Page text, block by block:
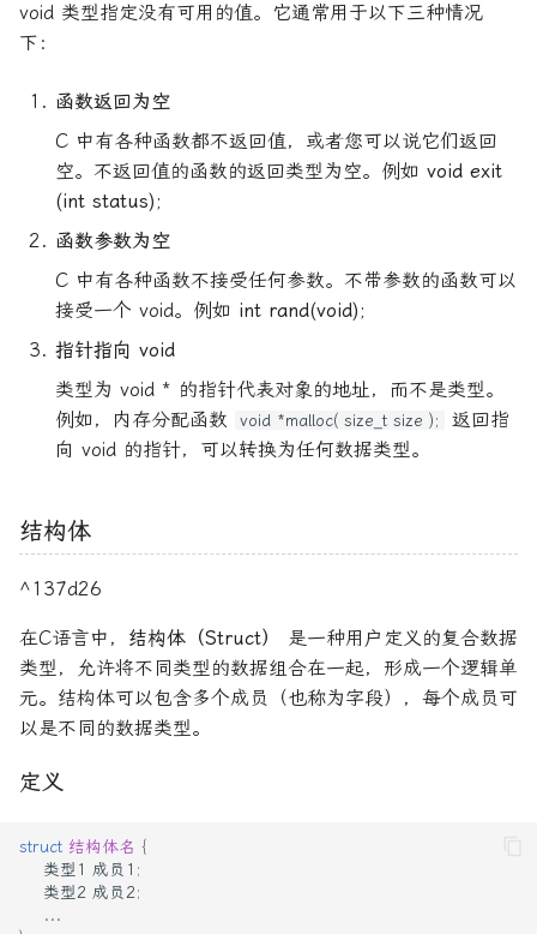
void 类型指定没有可用的值。它通常用于以下三种情况
下：
函数返回为空
C 中有各种函数都不返回值，或者您可以说它们返回
空。不返回值的函数的返回类型为空。例如 void exit
(int status);
函数参数为空
C 中有各种函数不接受任何参数。不带参数的函数可以
接受一个 void。例如 int rand(void);
指针指向 void
类型为 void * 的指针代表对象的地址，而不是类型。
例如，内存分配函数
void *malloc( size_t size );
返回指
向 void 的指针，可以转换为任何数据类型。
结构体
^137d26
在C语言中， 结构体（Struct）
是一种用户定义的复合数据
类型，允许将不同类型的数据组合在一起，形成一个逻辑单
元。结构体可以包含多个成员（也称为字段），每个成员可
以是不同的数据类型。
定义
struct 结构体名 {
类型1 成员1 ;
类型2 成员2;
...